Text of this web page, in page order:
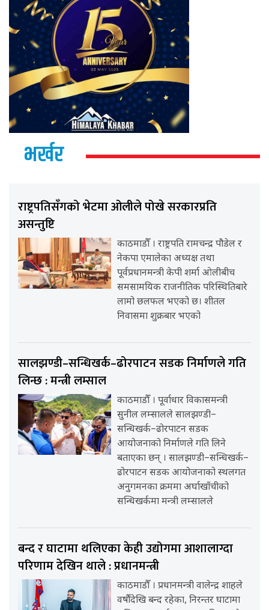
भर्खर
राष्ट्रपतिसँगको भेटमा ओलीले पोखे सरकारप्रति
असन्तुष्टि
काठमाडौँ । राष्ट्रपति रामचन्द्र पौडेल र
नेकपा एमालेका अध्यक्ष तथा
पूर्वप्रधानमन्त्री केपी शर्मा ओलीबीच
समसामयिक राजनीतिक परिस्थितिबारे
लामो छलफल भएको छ। शीतल
निवासमा शुक्रबार भएको
सालझण्डी–सन्धिखर्क–ढोरपाटन सडक निर्माणले गति
लिन्छ : मन्त्री लम्साल
काठमाडौँ । पूर्वाधार विकासमन्त्री
सुनील लम्सालले सालझण्डी–
सन्धिखर्क–ढोरपाटन सडक
आयोजनाको निर्माणले गति लिने
बताएका छन् । सालझण्डी–सन्धिखर्क–
ढोरपाटन सडक आयोजनाको स्थलगत
अनुगमनका क्रममा अर्घाखाँचीको
सन्धिखर्कमा मन्त्री लम्सालले
बन्द र घाटामा थलिएका केही उद्योगमा आशालाग्दा
परिणाम देखिन थाले : प्रधानमन्त्री
काठमाडौँ । प्रधानमन्त्री वालेन्द्र शाहले
वर्षौंदेखि बन्द रहेका, निरन्तर घाटामा